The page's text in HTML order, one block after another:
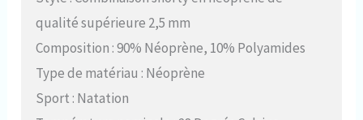
qualité supérieure 2,5 mm
Composition : 90% Néoprène, 10% Polyamides
Type de matériau : Néoprène
Sport : Natation